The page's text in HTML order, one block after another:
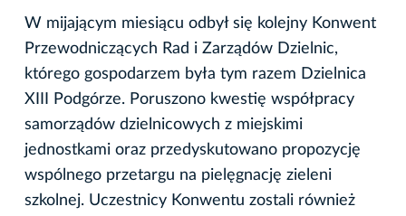
W mijającym miesiącu odbył się kolejny Konwent
Przewodniczących Rad i Zarządów Dzielnic,
którego gospodarzem była tym razem Dzielnica
XIII Podgórze. Poruszono kwestię współpracy
samorządów dzielnicowych z miejskimi
jednostkami oraz przedyskutowano propozycję
wspólnego przetargu na pielęgnację zieleni
szkolnej. Uczestnicy Konwentu zostali również